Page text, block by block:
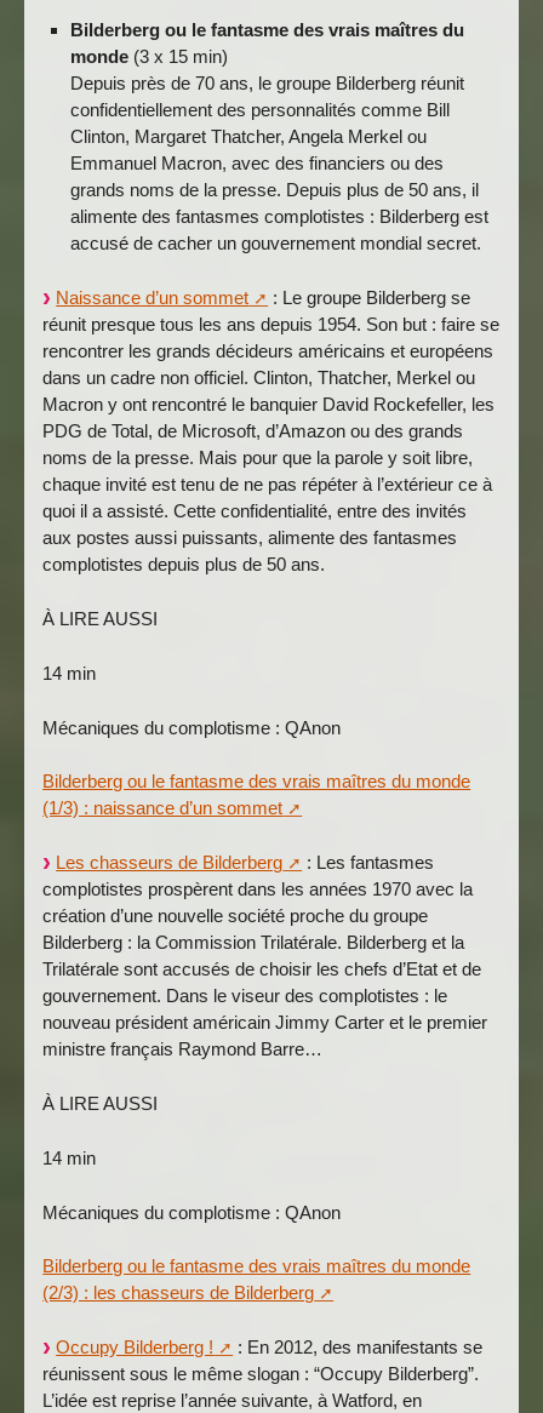
Bilderberg ou le fantasme des vrais maîtres du
monde(3 x 15 min)
Depuis près de 70 ans, le groupe Bilderberg réunit
confidentiellement des personnalités comme Bill
Clinton, Margaret Thatcher, Angela Merkel ou
Emmanuel Macron, avec des financiers ou des
grands noms de la presse. Depuis plus de 50 ans, il
alimente des fantasmes complotistes : Bilderberg est
accusé de cacher un gouvernement mondial secret.
Naissance d’un sommet
: Le groupe Bilderberg se
réunit presque tous les ans depuis 1954. Son but : faire se
rencontrer les grands décideurs américains et européens
dans un cadre non officiel. Clinton, Thatcher, Merkel ou
Macron y ont rencontré le banquier David Rockefeller, les
PDG de Total, de Microsoft, d’Amazon ou des grands
noms de la presse. Mais pour que la parole y soit libre,
chaque invité est tenu de ne pas répéter à l’extérieur ce à
quoi il a assisté. Cette confidentialité, entre des invités
aux postes aussi puissants, alimente des fantasmes
complotistes depuis plus de 50 ans.
À LIRE AUSSI
14 min
Mécaniques du complotisme : QAnon
Bilderberg ou le fantasme des vrais maîtres du monde
(1/3) : naissance d’un sommet
Les chasseurs de Bilderberg
: Les fantasmes
complotistes prospèrent dans les années 1970 avec la
création d’une nouvelle société proche du groupe
Bilderberg : la Commission Trilatérale. Bilderberg et la
Trilatérale sont accusés de choisir les chefs d’Etat et de
gouvernement. Dans le viseur des complotistes : le
nouveau président américain Jimmy Carter et le premier
ministre français Raymond Barre…
À LIRE AUSSI
14 min
Mécaniques du complotisme : QAnon
Bilderberg ou le fantasme des vrais maîtres du monde
(2/3) : les chasseurs de Bilderberg
Occupy Bilderberg !
: En 2012, des manifestants se
réunissent sous le même slogan : “Occupy Bilderberg”.
L’idée est reprise l’année suivante, à Watford, en